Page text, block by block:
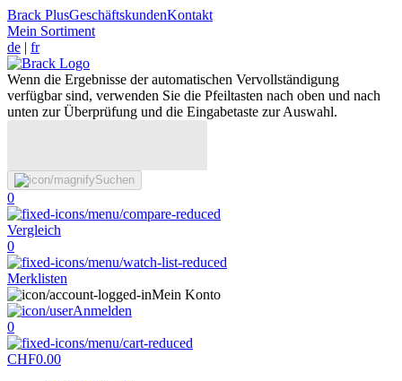
Brack PlusGeschäftskundenKontakt
Mein Sortiment
de | fr
Wenn die Ergebnisse der automatischen Vervollständigung
verfügbar sind, verwenden Sie die Pfeiltasten nach oben und nach
unten zur Überprüfung und die Eingabetaste zur Auswahl.
Suchen
0
Vergleich
0
Merklisten
Mein Konto
Anmelden
0
CHF0.00